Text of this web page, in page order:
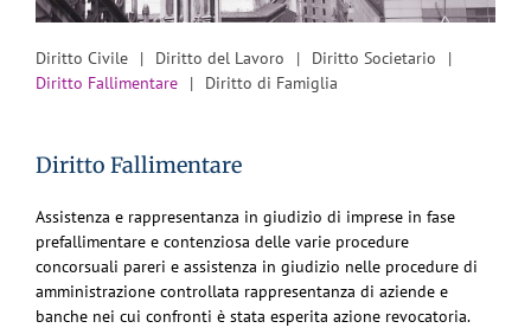
Diritto Civile Diritto del Lavoro
Diritto Societario
Diritto Fallimentare
Diritto di Famiglia
Diritto Fallimentare
Assistenza e rappresentanza in giudizio di imprese in fase
prefallimentare e contenziosa delle varie procedure
concorsuali pareri e assistenza in giudizio nelle procedure di
amministrazione controllata rappresentanza di aziende e
banche nei cui confronti è stata esperita azione revocatoria.